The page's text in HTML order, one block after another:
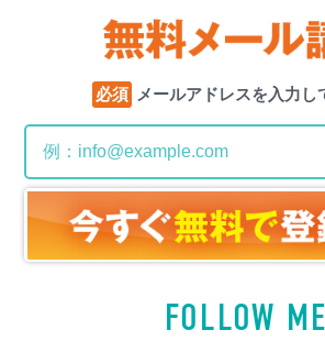
必須 メールアドレスを入力し
FOLLOW ME